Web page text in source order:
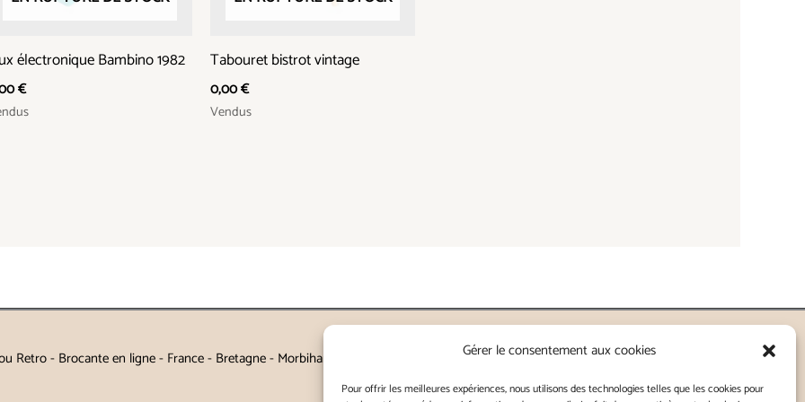
Gérer le consentement aux cookies
Pour offrir les meilleures expériences, nous utilisons des technologies telles que les cookies pour
électronique Bambino 1982
€
Tabouret bistrot vintage
0,00€
Vendus
Retro - Brocante en ligne - France - Bretagne - Morbihan - Auray - Vannes - Lorient